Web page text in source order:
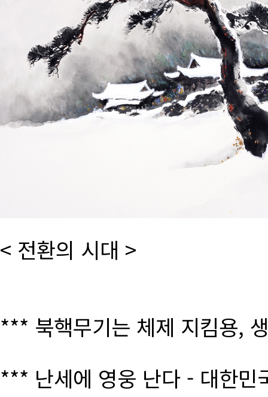
< 전환의 시대 >
*** 북핵무기는 체제 지킴용,
*** 난세에 영웅 난다 - 대한